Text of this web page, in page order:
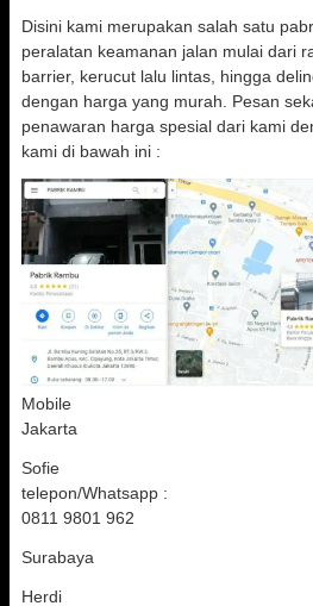
Disini kami merupakan salah satu
peralatan keamanan jalan mulai dari
barrier, kerucut lalu lintas, hingga
dengan harga yang murah. Pesan
penawaran harga spesial dari kami
kami di bawah ini :
Mobile
Jakarta
Sofie
telepon/Whatsapp :
0811 9801 962
Surabaya
Herdi